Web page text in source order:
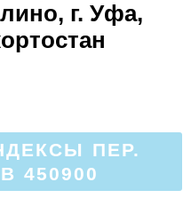
г. Уфа,
ПЕР.
450900